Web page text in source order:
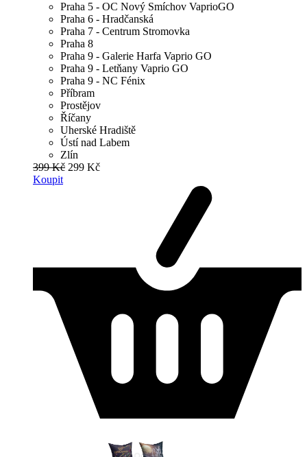
Praha 5 - OC Nový Smíchov VaprioGO
Praha 6 - Hradčanská
Praha 7 - Centrum Stromovka
Praha 8
Praha 9 - Galerie Harfa Vaprio GO
Praha 9 - Letňany Vaprio GO
Praha 9 - NC Fénix
Příbram
Prostějov
Říčany
Uherské Hradiště
Ústí nad Labem
Zlín
399 Kč 299 Kč
Koupit